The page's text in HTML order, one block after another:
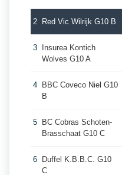
2 Red Vic Wilrijk G10 B
3
Insurea Kontich
Wolves G10 A
4
BBC Coveco Niel G10
B
5
BC Cobras Schoten-
Brasschaat G10 C
6
Duffel K.B.B.C. G10
C